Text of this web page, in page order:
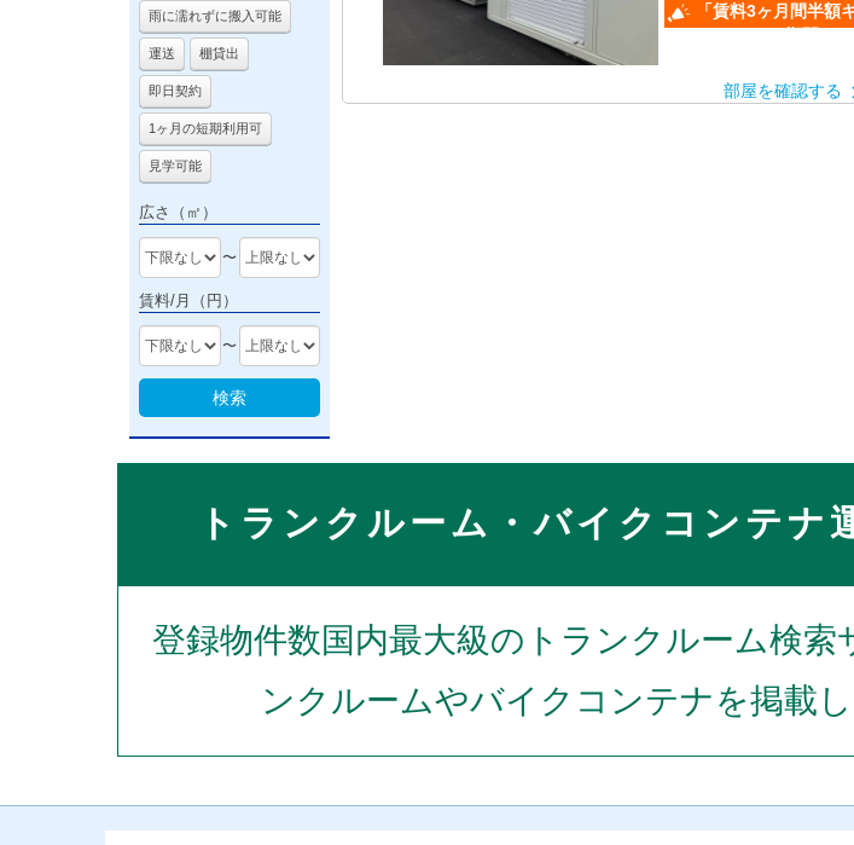
雨に濡れずに搬入可能
運送 棚貸出
即日契約
1ヶ月の短期利用可
見学可能
広さ（㎡）
〜
賃料/月（円）
〜
検索
「賃料3ヶ
部屋を確認する
トランクルーム・バイクコンテ
登録物件数国内最大級のトランクルーム検索
ンクルームやバイクコンテナを掲載